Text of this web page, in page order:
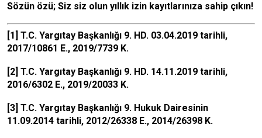
Sözün özü; Siz siz olun yıllık izin kayıtlarınıza sahip çıkın!
[1] T.C. Yargıtay Başkanlığı 9. HD. 03.04.2019 tarihli,
2017/10861 E., 2019/7739 K.
[2] T.C. Yargıtay Başkanlığı 9. HD. 14.11.2019 tarihli,
2016/6302 E., 2019/20033 K.
[3] T.C. Yargıtay Başkanlığı 9. Hukuk Dairesinin
11.09.2014 tarihli, 2012/26338 E., 2014/26398 K.